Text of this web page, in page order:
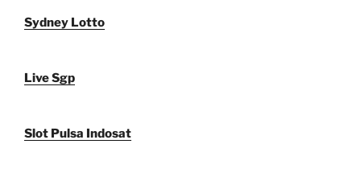
Sydney Lotto
Live Sgp
Slot Pulsa Indosat